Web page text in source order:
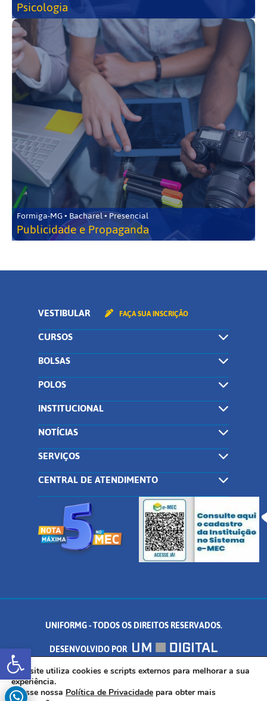
Abrir a barra de ferramentas
Psicologia
Formiga-MG • Bacharel • Presencial
Publicidade e Propaganda
VESTIBULAR FAÇA SUA INSCRIÇÃO
CURSOS
BOLSAS
POLOS
INSTITUCIONAL
NOTÍCIAS
SERVIÇOS
CENTRAL DE ATENDIMENTO
UNIFORMG - TODOS OS DIREITOS RESERVADOS.
DESENVOLVIDO POR
AV. DR. ARNALDO DE SENNA, 328 - PALMEIRAS, FORMIGA/MG - CEP:
35.574.530
Este site utiliza cookies e scripts externos para melhorar a sua
experiência.
Acesse nossa Política de Privacidade para obter mais